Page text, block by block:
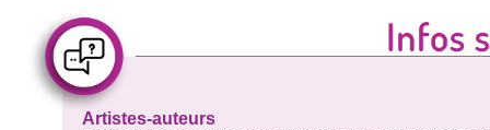
Artistes-auteurs